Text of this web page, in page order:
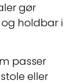
gør
holdbar i
passer
eller